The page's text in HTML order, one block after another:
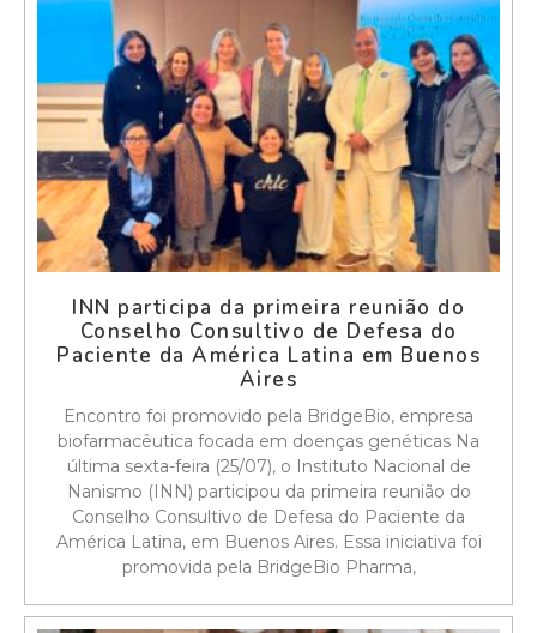
INN participa da primeira reunião do
Conselho Consultivo de Defesa do
Paciente da América Latina em Buenos
Aires
Encontro foi promovido pela BridgeBio, empresa
biofarmacêutica focada em doenças genéticas Na
última sexta-feira (25/07), o Instituto Nacional de
Nanismo (INN) participou da primeira reunião do
Conselho Consultivo de Defesa do Paciente da
América Latina, em Buenos Aires. Essa iniciativa foi
promovida pela BridgeBio Pharma,